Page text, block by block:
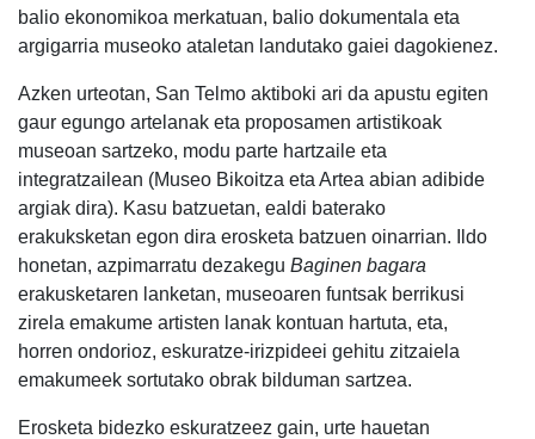
balio ekonomikoa merkatuan, balio dokumentala eta
argigarria museoko ataletan landutako gaiei dagokienez.
Azken urteotan, San Telmo aktiboki ari da apustu egiten
gaur egungo artelanak eta proposamen artistikoak
museoan sartzeko, modu parte hartzaile eta
integratzailean (Museo Bikoitza eta Artea abian adibide
argiak dira). Kasu batzuetan, ealdi baterako
erakuksketan egon dira erosketa batzuen oinarrian. Ildo
honetan, azpimarratu dezakegu Baginen bagara
erakusketaren lanketan, museoaren funtsak berrikusi
zirela emakume artisten lanak kontuan hartuta, eta,
horren ondorioz, eskuratze-irizpideei gehitu zitzaiela
emakumeek sortutako obrak bilduman sartzea.
Erosketa bidezko eskuratzeez gain, urte hauetan